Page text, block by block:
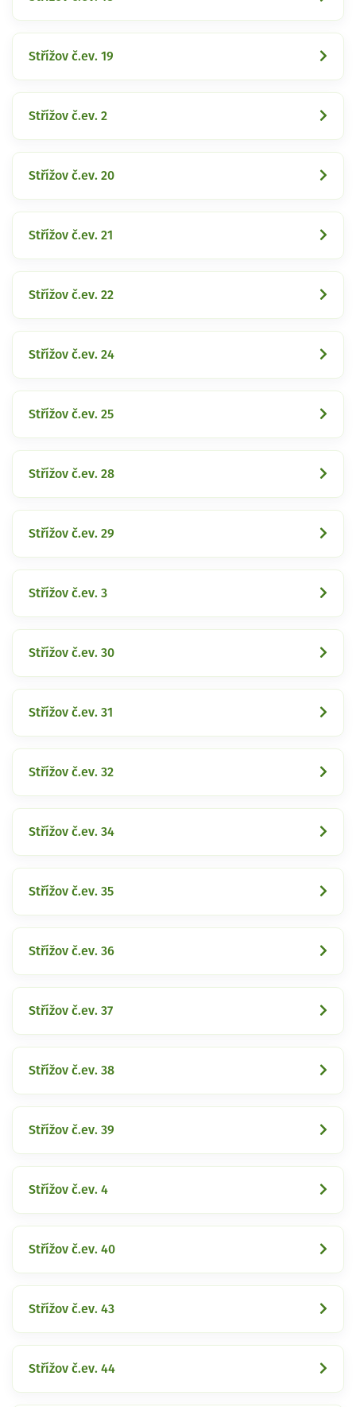
Střížov č.ev. 19
Střížov č.ev. 2
Střížov č.ev. 20
Střížov č.ev. 21
Střížov č.ev. 22
Střížov č.ev. 24
Střížov č.ev. 25
Střížov č.ev. 28
Střížov č.ev. 29
Střížov č.ev. 3
Střížov č.ev. 30
Střížov č.ev. 31
Střížov č.ev. 32
Střížov č.ev. 34
Střížov č.ev. 35
Střížov č.ev. 36
Střížov č.ev. 37
Střížov č.ev. 38
Střížov č.ev. 39
Střížov č.ev. 4
Střížov č.ev. 40
Střížov č.ev. 43
Střížov č.ev. 44